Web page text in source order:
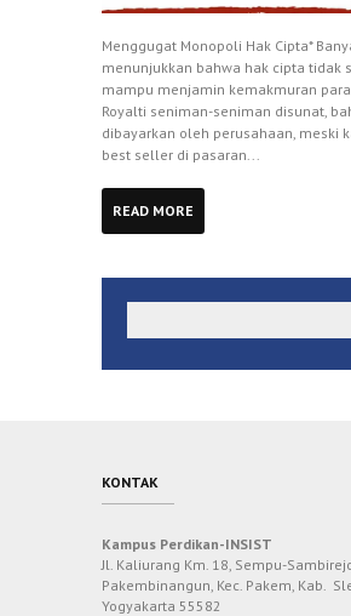
Menggugat Monopoli Hak Cipta*
menunjukkan bahwa hak cipta tidak
mampu menjamin kemakmuran para
Royalti seniman-seniman disunat,
dibayarkan oleh perusahaan, meski
best seller di pasaran...
READ MORE
KONTAK
Kampus Perdikan-INSIST
Jl. Kaliurang Km. 18, Sempu-
Pakembinangun, Kec. Pakem, Kab.
Yogyakarta 55582